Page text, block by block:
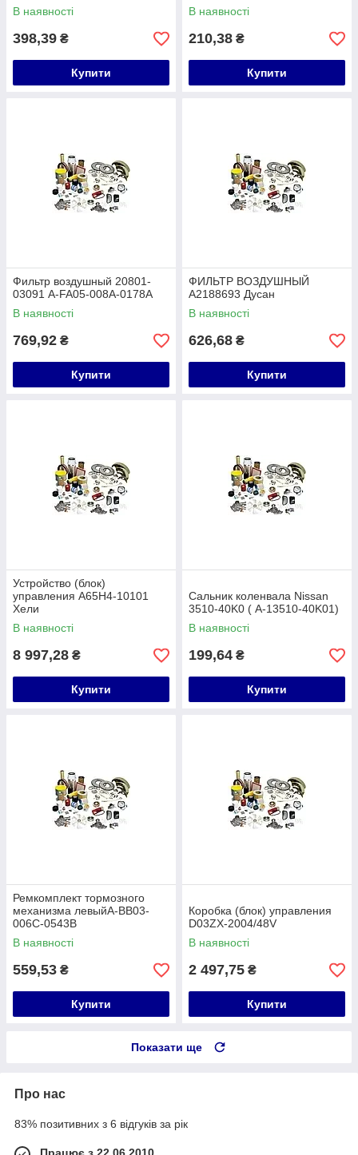
В наявності
398,39 ₴
Купити
В наявності
210,38 ₴
Купити
Фильтр воздушный 20801-
03091 A-FA05-008A-0178A
В наявності
769,92 ₴
Купити
ФИЛЬТР ВОЗДУШНЫЙ
A2188693 Дусан
В наявності
626,68 ₴
Купити
Устройство (блок)
управления A65H4-10101
Хели
В наявності
8 997,28 ₴
Купити
Сальник коленвала Nissan
3510-40K0 ( A-13510-40K01)
В наявності
199,64 ₴
Купити
Ремкомплект тормозного
механизма левыйA-BB03-
006C-0543B
В наявності
559,53 ₴
Купити
Коробка (блок) управления
D03ZX-2004/48V
В наявності
2 497,75 ₴
Купити
Показати ще
Про нас
83% позитивних з 6 відгуків за рік